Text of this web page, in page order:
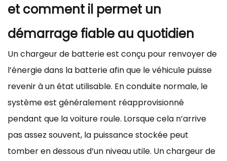
et comment il permet un
démarrage fiable au quotidien
Un chargeur de batterie est conçu pour renvoyer de
l’énergie dans la batterie afin que le véhicule puisse
revenir à un état utilisable. En conduite normale, le
système est généralement réapprovisionné
pendant que la voiture roule. Lorsque cela n’arrive
pas assez souvent, la puissance stockée peut
tomber en dessous d’un niveau utile. Un chargeur de